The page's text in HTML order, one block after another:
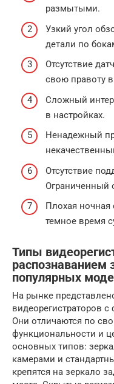
размытыми.
Узкий угол
детали по
Отсутствие
свою правоту
Сложный
в настройках.
Ненадежный
Отсутствие
Ограниченный
Плохая ночная
темное время
Типы
распознаванием
популярных
На рынке
видеорегистраторов
Они отличаются по
функциональности и
основных типов:
камерами и
крепятся на зеркало